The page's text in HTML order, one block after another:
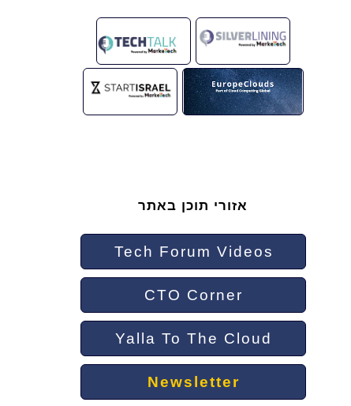
אזורי תוכן באתר
Tech Forum Videos
CTO Corner
Yalla To The Cloud
Newsletter